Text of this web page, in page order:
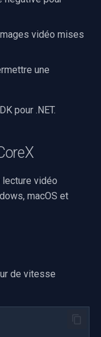
vidéo mises
une
pour .NET.
vidéo
macOS et
de vitesse